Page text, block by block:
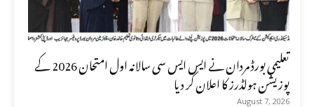
تعلیمی بورڈ مردان نے ایس ایس سی سالانہ اول امتحان 2026 کے
پوزیشن ہولڈرز کا اعلان کر دیا
August 7, 2026